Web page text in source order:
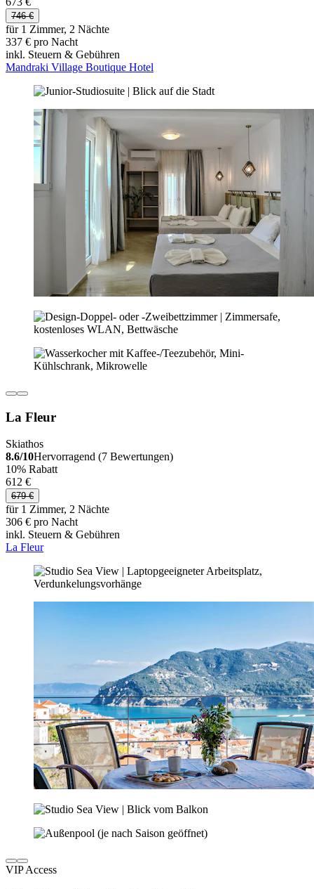
746 €
für 1 Zimmer, 2 Nächte
337 € pro Nacht
inkl. Steuern & Gebühren
Mandraki Village Boutique Hotel
La Fleur
Skiathos
8.6/10Hervorragend (7 Bewertungen)
10% Rabatt
612 €
679 €
für 1 Zimmer, 2 Nächte
306 € pro Nacht
inkl. Steuern & Gebühren
La Fleur
VIP Access